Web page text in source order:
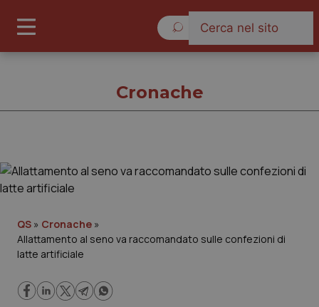
Governo e Parlamento
Regioni e Asl
Cronache
QS » Cronache »
Allattamento al seno va raccomandato sulle confezioni di
latte artificiale